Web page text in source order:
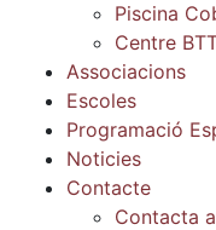
Piscina
Centre
Associacions
Escoles
Programació
Noticies
Contacte
Contacta